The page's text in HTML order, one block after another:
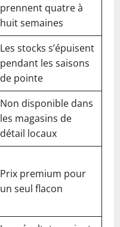
prennent quatre à
huit semaines
Les stocks s’épuisent
pendant les saisons
de pointe
Non disponible dans
les magasins de
détail locaux
Prix premium pour
un seul flacon